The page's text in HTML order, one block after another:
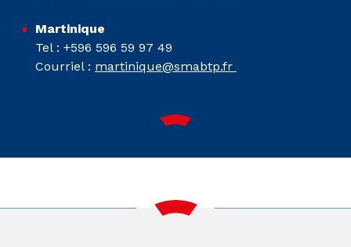
Martinique
Tel : +596 596 59 97 49
Courriel : martinique@smabtp.fr